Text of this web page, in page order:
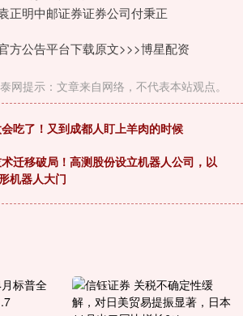
正明中邮证券证券公司付秉正
公告平台下载原文>>>博星配资
网提示：文章来自网络，不代表本站观点。
吃了！又到成都人盯上羊肉的时候
迁移破局！高测股份设立机器人公司，以
机器人大门